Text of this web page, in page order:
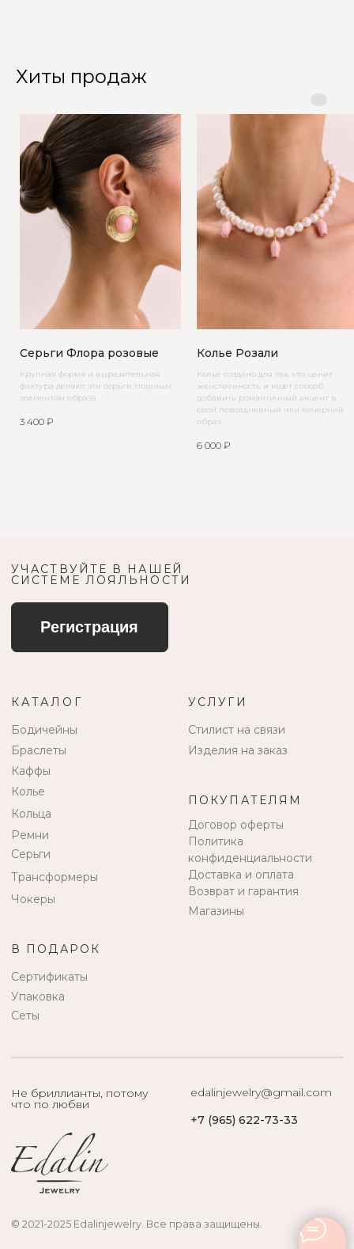
Хиты продаж
Серьги Флора розовые
Крупная форма и выразительная
фактура делают эти серьги главным
элементом образа
3 400 ₽
Колье Розали
Колье создано для тех, кто ценит
женственность и ищет способ
добавить романтичный акцент в
свой повседневный или вечерний
образ
6 000 ₽